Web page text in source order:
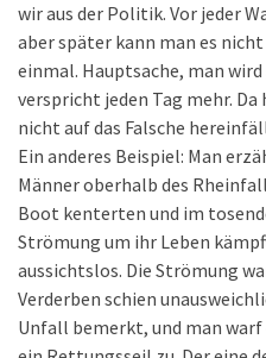
wir aus der Politik. Vor jeder
aber später kann man es
einmal. Hauptsache, man
verspricht jeden Tag mehr.
nicht auf das Falsche
Ein anderes Beispiel: Man
Männer oberhalb des
Boot kenterten und im
Strömung um ihr Leben
aussichtslos. Die Strömung
Verderben schien
Unfall bemerkt, und man